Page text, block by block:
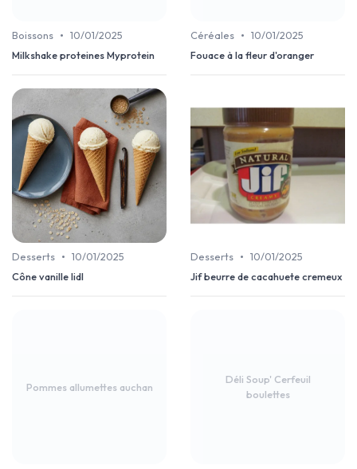
Boissons • 10/01/2025
Milkshake proteines Myprotein
Céréales • 10/01/2025
Fouace à la fleur d'oranger
Desserts • 10/01/2025
Cône vanille lidl
Desserts • 10/01/2025
Jif beurre de cacahuete cremeux
Pommes allumettes auchan
Déli Soup' Cerfeuil
boulettes